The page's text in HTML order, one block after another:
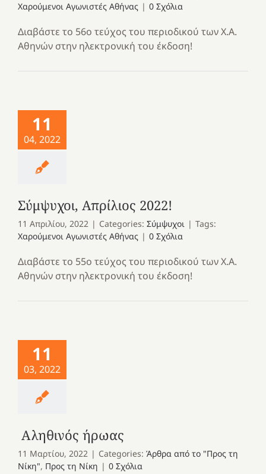
Χαρούμενοι Αγωνιστές Αθήνας | 0 Σχόλια
Διαβάστε το 56ο τεύχος του περιοδικού των Χ.Α.
Αθηνών στην ηλεκτρονική του έκδοση!
11
04, 2022
Σύμψυχοι, Απρίλιος 2022!
11 Απριλίου, 2022 | Categories: Σύμψυχοι | Tags:
Χαρούμενοι Αγωνιστές Αθήνας | 0 Σχόλια
Διαβάστε το 55ο τεύχος του περιοδικού των Χ.Α.
Αθηνών στην ηλεκτρονική του έκδοση!
11
03, 2022
Αληθινός ήρωας
11 Μαρτίου, 2022 | Categories: Άρθρα από το "Προς τη
Νίκη", Προς τη Νίκη | 0 Σχόλια